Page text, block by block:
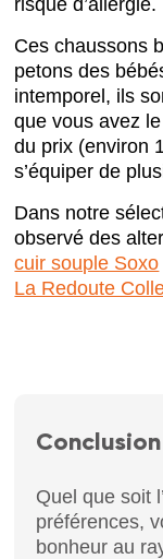
Ces chaussons
petons des
intemporel, ils
que vous avez
du prix (environ
s’équiper de
Dans notre
observé des
cuir souple Soxo
La Redoute
Conclusion
Quel que soit
préférences,
bonheur au